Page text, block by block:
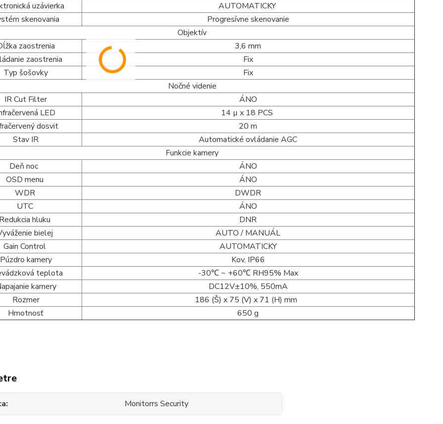
uzávierka
AUTOMATICKY
skenovania
Progresívne skenovanie
Objektív
zaostrenia
3,6 mm
zaostrenia
Fix
Typ šošovky
Fix
Nočné videnie
IR Cut Filter
ÁNO
LED
14 µ x 18 PCS
dosvit
20 m
Stav IR
Automatické ovládanie AGC
Funkcie kamery
Deň noc
ÁNO
OSD menu
ÁNO
WDR
DWDR
UTC
ÁNO
hluku
DNR
bielej
AUTO / MANUÁL
Gain Control
AUTOMATICKY
Púzdro kamery
Kov, IP66
teplota
-30℃ ~ +60℃ RH95% Max
kamery
DC12V±10%, 550mA
Rozmer
186 (Š) x 75 (V) x 71 (H) mm
Hmotnosť
650 g
Monitorrs Security